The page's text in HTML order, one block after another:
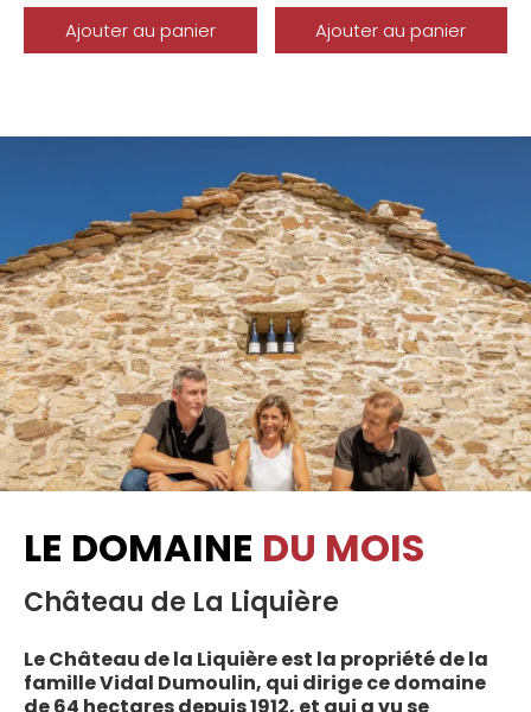
Ajouter au panier Ajouter au panier
LE DOMAINE DU MOIS
Château de La Liquière
Le Château de la Liquière est la propriété de la
famille Vidal Dumoulin, qui dirige ce domaine
de 64 hectares depuis 1912, et qui a vu se